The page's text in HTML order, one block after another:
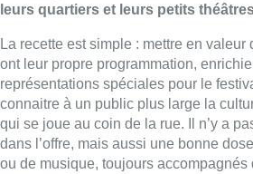
leurs quartiers et leurs petits
La recette est simple : mettre en valeur
ont leur propre programmation,
représentations spéciales pour le
connaitre à un public plus large la
qui se joue au coin de la rue. Il n’y a
dans l’offre, mais aussi une bonne
ou de musique, toujours accompagnés